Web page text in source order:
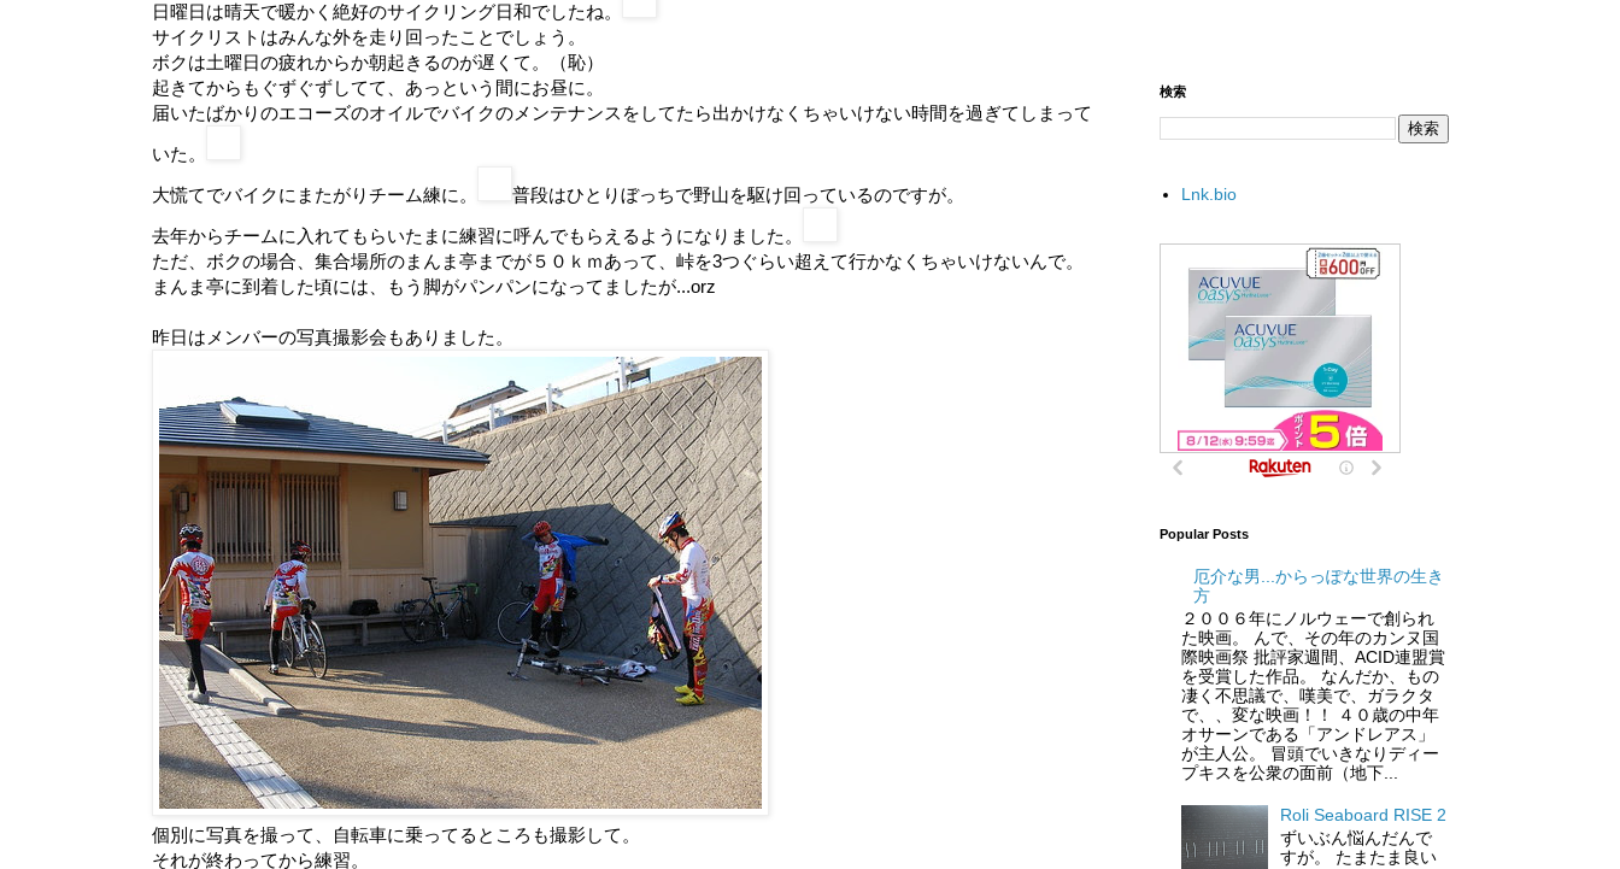
日曜日は晴天で暖かく絶好のサイクリング日和でしたね。
サイクリストはみんな外を走り回ったことでしょう。
ボクは土曜日の疲れからか朝起きるのが遅くて。（恥）
起きてからもぐずぐずしてて、あっという間にお昼に。
届いたばかりのエコーズのオイルでバイクのメンテナンスをしてたら出かけなくちゃいけない時間を過ぎてしまって
いた。
大慌てでバイクにまたがりチーム練に。
普段はひとりぼっちで野山を駆け回っているのですが。
去年からチームに入れてもらいたまに練習に呼んでもらえるようになりました。
ただ、ボクの場合、集合場所のまんま亭までが５０ｋｍあって、峠を3つぐらい超えて行かなくちゃいけないんで。
まんま亭に到着した頃には、もう脚がパンパンになってましたが...orz
昨日はメンバーの写真撮影会もありました。
個別に写真を撮って、自転車に乗ってるところも撮影して。
それが終わってから練習。
検索
Lnk.bio
Popular Posts
厄介な男...からっぽな世界の生き
方
２００６年にノルウェーで創られ
た映画。 んで、その年のカンヌ国
際映画祭 批評家週間、ACID連盟賞
を受賞した作品。 なんだか、もの
凄く不思議で、嘆美で、ガラクタ
で、、変な映画！！ ４０歳の中年
オサーンである「アンドレアス」
が主人公。 冒頭でいきなりディー
プキスを公衆の面前（地下...
Roli Seaboard RISE 2
ずいぶん悩んだんで
すが。 たまたま良い